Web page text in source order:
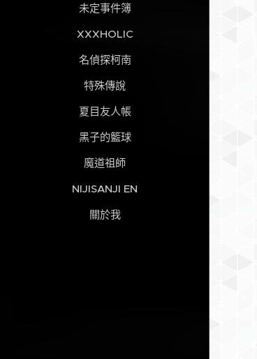
未定事件簿
XXXHOLIC
名偵探柯南
特殊傳說
夏目友人帳
黑子的籃球
魔道祖師
NIJISANJI EN
關於我